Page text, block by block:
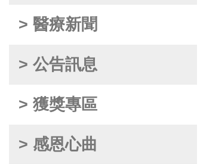
> 醫療新聞
> 公告訊息
> 獲獎專區
> 感恩心曲